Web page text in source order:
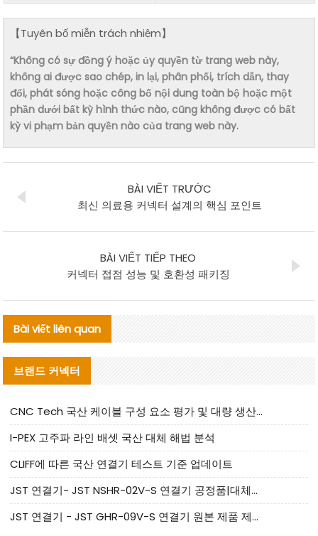
【Tuyên bố miễn trách nhiệm】
“Không có sự đồng ý hoặc ủy quyền từ trang web này,
không ai được sao chép, in lại, phân phối, trích dẫn, thay
đổi, phát sóng hoặc công bố nội dung toàn bộ hoặc một
phần dưới bất kỳ hình thức nào, cũng không được có bất
kỳ vi phạm bản quyền nào của trang web này.
BÀI VIẾT TRƯỚC
최신 의료용 커넥터 설계의 핵심 포인트
BÀI VIẾT TIẾP THEO
커넥터 접점 성능 및 호환성 패키징
Bài viết liên quan
브랜드 커넥터
CNC Tech 국산 케이블 구성 요소 평가 및 대량 생산 적합성 가이드
I-PEX 고주파 라인 배셋 국산 대체 해법 분석
CLIFF에 따른 국산 연결기 테스트 기준 업데이트
JST 연결기- JST NSHR-02V-S 연결기 공정품|대체품 제공
JST 연결기 - JST GHR-09V-S 연결기 원본 제품 제공 | 대체품 제공